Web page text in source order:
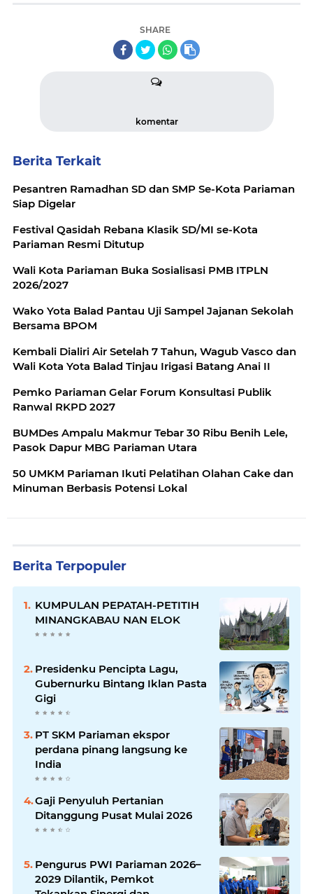
SHARE
komentar
Berita Terkait
Pesantren Ramadhan SD dan SMP Se-Kota Pariaman
Siap Digelar
Festival Qasidah Rebana Klasik SD/MI se-Kota
Pariaman Resmi Ditutup
Wali Kota Pariaman Buka Sosialisasi PMB ITPLN
2026/2027
Wako Yota Balad Pantau Uji Sampel Jajanan Sekolah
Bersama BPOM
Kembali Dialiri Air Setelah 7 Tahun, Wagub Vasco dan
Wali Kota Yota Balad Tinjau Irigasi Batang Anai II
Pemko Pariaman Gelar Forum Konsultasi Publik
Ranwal RKPD 2027
BUMDes Ampalu Makmur Tebar 30 Ribu Benih Lele,
Pasok Dapur MBG Pariaman Utara
50 UMKM Pariaman Ikuti Pelatihan Olahan Cake dan
Minuman Berbasis Potensi Lokal
Berita Terpopuler
KUMPULAN PEPATAH-PETITIH
MINANGKABAU NAN ELOK
Presidenku Pencipta Lagu,
Gubernurku Bintang Iklan Pasta
Gigi
PT SKM Pariaman ekspor
perdana pinang langsung ke
India
Gaji Penyuluh Pertanian
Ditanggung Pusat Mulai 2026
Pengurus PWI Pariaman 2026–
2029 Dilantik, Pemkot